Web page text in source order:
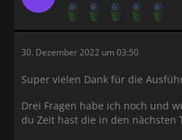
30. Dezember 2022 um 03:50
Super vielen Dank für die
Drei Fragen habe ich noch und
du Zeit hast die in den nächsten